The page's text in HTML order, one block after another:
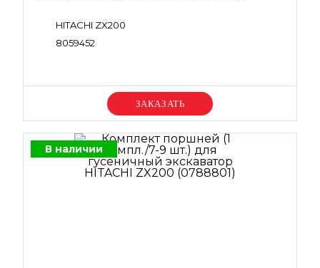
HITACHI ZX200
8059452
Уточняйте цену
В наличии